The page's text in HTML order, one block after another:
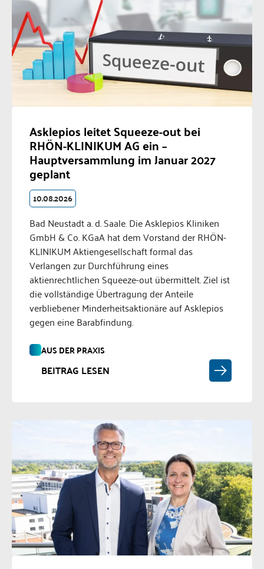
Asklepios leitet Squeeze-out bei
RHÖN-KLINIKUM AG ein –
Hauptversammlung im Januar 2027
geplant
10.08.2026
Bad Neustadt a. d. Saale. Die Asklepios Kliniken
GmbH & Co. KGaA hat dem Vorstand der RHÖN-
KLINIKUM Aktiengesellschaft formal das
Verlangen zur Durchführung eines
aktienrechtlichen Squeeze-out übermittelt. Ziel ist
die vollständige Übertragung der Anteile
verbliebener Minderheitsaktionäre auf Asklepios
gegen eine Barabfindung.
AUS DER PRAXIS
BEITRAG LESEN